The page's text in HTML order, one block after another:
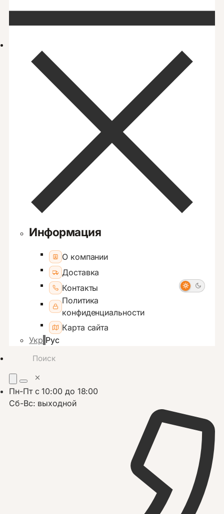
Информация
О компании
Доставка
Контакты
Политика
конфиденциальности
Карта сайта
Укр Рус
Пн-Пт с 10:00 до 18:00
Сб-Вс: выходной